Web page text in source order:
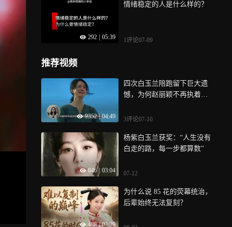
292 05:39
情绪稳定的人是什么样的？
1评论07-09
推荐视频
9352 | 04:49
四次白玉兰陪跑留下巨大遗
憾，为何赵丽颖不再执着冲
事业赛道！
3评论07-10
846 03:04
杨紫白玉兰获奖：“人生没有
白走的路，每一步都算数”
07-12
488 | 03:39
为什么说 85 花的荧幕统治，
后辈始终无法复刻？